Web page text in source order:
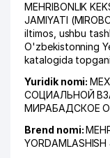
MEHRIBONLIK
JAMIYATI
iltimos, ushbu
O'zbekistonning
katalogida
Yuridik nomi:
СОЦИАЛЬНОЙ
МИРАБАДСКОЕ
Brend nomi: